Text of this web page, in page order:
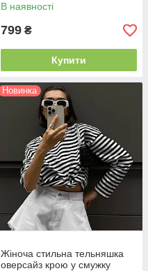
В наявності
799 ₴
Купити
Новинка
Жіноча стильна тельняшка
оверсайз крою у смужку